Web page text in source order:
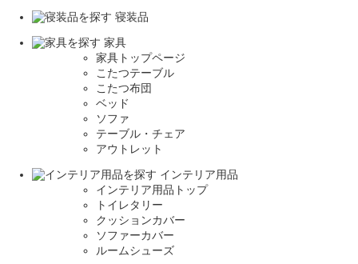
寝装品
家具
家具トップページ
こたつテーブル
こたつ布団
ベッド
ソファ
テーブル・チェア
アウトレット
インテリア用品
インテリア用品トップ
トイレタリー
クッションカバー
ソファーカバー
ルームシューズ